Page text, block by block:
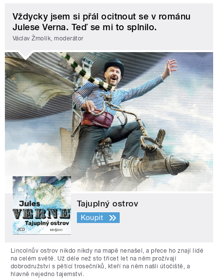
Vždycky jsem si přál ocitnout se v románu
Julese Verna. Teď se mi to splnilo.
Václav Žmolík, moderátor
Tajuplný ostrov
Koupit
Lincolnův ostrov nikdo nikdy na mapě nenašel, a přece ho znají lidé
na celém světě. Už déle než sto třicet let na něm prožívají
dobrodružství s pěticí trosečníků, kteří na něm našli útočiště, a
hlavně nejedno tajemství.